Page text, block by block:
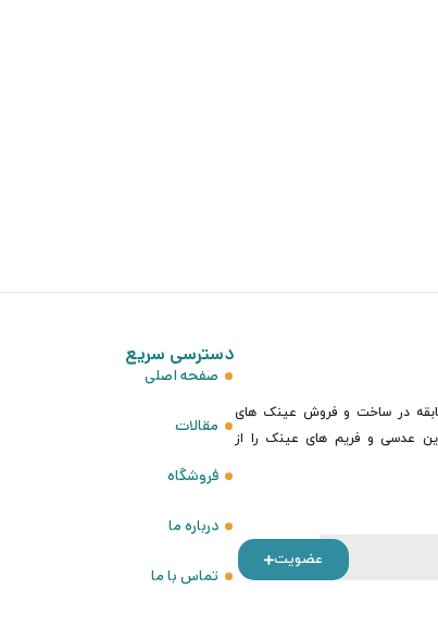
با بیش از ۳۵سال سابقه در ساخت و فروش عینک های
عدسی و فریم های عینک را از
عضویت
دسترسی سریع
صفحه اصلی
مقالات
فروشگاه
درباره ما
تماس با ما